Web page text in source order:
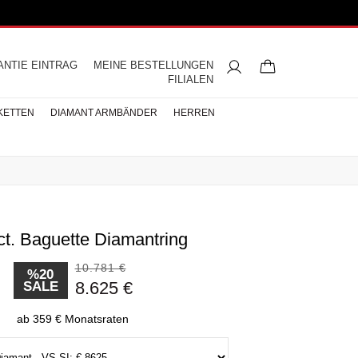
MEINE BESTELLUNGEN
EINTRAG
FILIALEN
Eheringe
Halbmemoire
Diamantringe
Perlen Ohrringe
Buchstaben Halskette
DIAMANT ARMBÄNDER HERREN
Herren Halsketten
Baguette Diamantring
%20
SALE
10.781 €
8.625 €
ab 359 € Monatsraten